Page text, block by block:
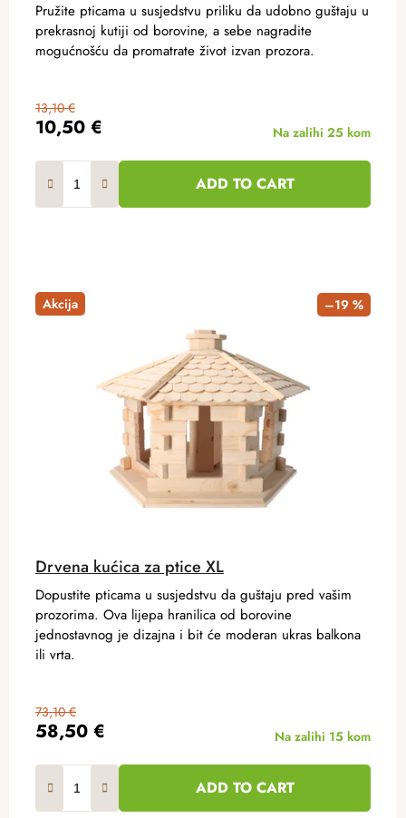
10,50 €
13,10 €
Na zalihi 25 kom
ADD TO CART
Pružite pticama u susjedstvu priliku da udobno guštaju u
prekrasnoj kutiji od borovine, a sebe nagradite
mogućnošću da promatrate život izvan prozora.
Akcija –19 %
Drvena kućica za ptice XL
58,50 €
73,10 €
Na zalihi 15 kom
ADD TO CART
Dopustite pticama u susjedstvu da guštaju pred vašim
prozorima. Ova lijepa hranilica od borovine
jednostavnog je dizajna i bit će moderan ukras balkona
ili vrta.